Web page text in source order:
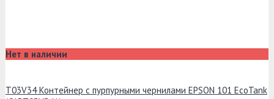
Нет в наличии
T03V34 Контейнер с пурпурными чернилами EPSON 101 EcoTank